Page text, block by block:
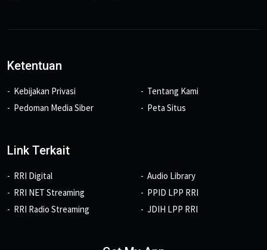
Ketentuan
Kebijakan Privasi
Pedoman Media Siber
Tentang Kami
Peta Situs
Link Terkait
RRI Digital
RRI NET Streaming
RRI Radio Streaming
Audio Library
PPID LPP RRI
JDIH LPP RRI